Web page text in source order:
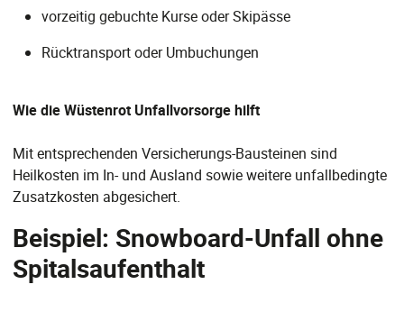
vorzeitig gebuchte Kurse oder Skipässe
Rücktransport oder Umbuchungen
Wie die Wüstenrot Unfallvorsorge hilft
Mit entsprechenden Versicherungs-Bausteinen sind
Heilkosten im In- und Ausland sowie weitere unfallbedingte
Zusatzkosten abgesichert.
Beispiel: Snowboard-Unfall ohne
Spitalsaufenthalt